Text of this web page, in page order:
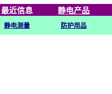
最近信息 静电产品
静电测量 防护用品